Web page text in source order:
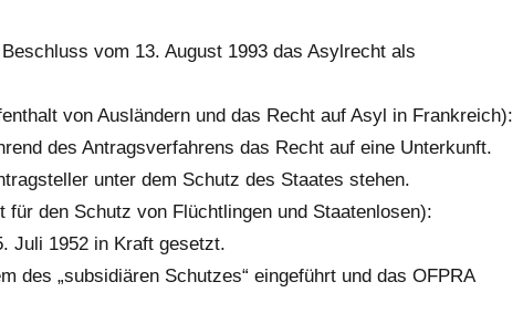
vom 13. August 1993 das Asylrecht als
von Ausländern und das Recht auf Asyl in Frankreich):
des Antragsverfahrens das Recht auf eine Unterkunft.
unter dem Schutz des Staates stehen.
den Schutz von Flüchtlingen und Staatenlosen):
Juli 1952 in Kraft gesetzt.
des „subsidiären Schutzes“ eingeführt und das OFPRA